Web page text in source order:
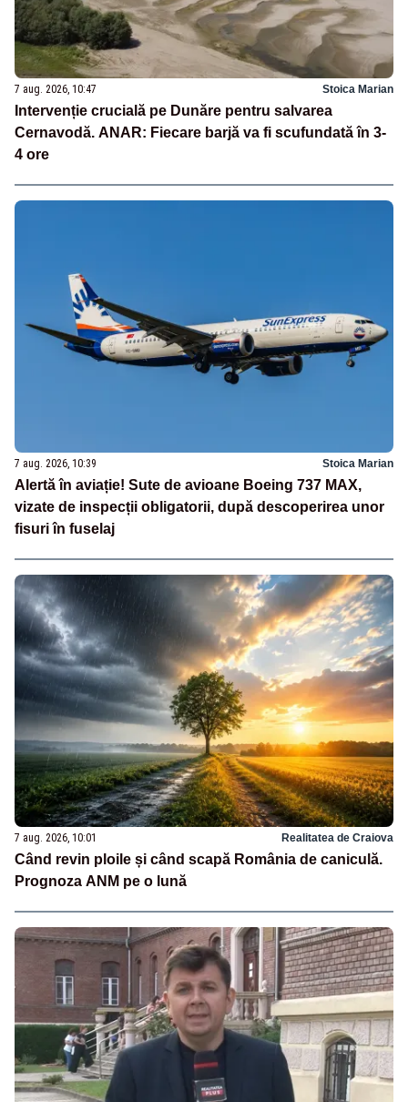
7 aug. 2026, 10:47 Stoica Marian
Intervenție crucială pe Dunăre pentru salvarea
Cernavodă. ANAR: Fiecare barjă va fi scufundată în 3-
4 ore
7 aug. 2026, 10:39 Stoica Marian
Alertă în aviație! Sute de avioane Boeing 737 MAX,
vizate de inspecții obligatorii, după descoperirea unor
fisuri în fuselaj
7 aug. 2026, 10:01 Realitatea de Craiova
Când revin ploile și când scapă România de caniculă.
Prognoza ANM pe o lună